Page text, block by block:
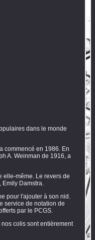
dans le monde
commencé en 1986. En
A. Weinman de 1916, a
elle-même. Le revers de
Emily Damstra.
pour l'ajouter à son nid.
service de notation de
par le PCGS.
colis sont entièrement